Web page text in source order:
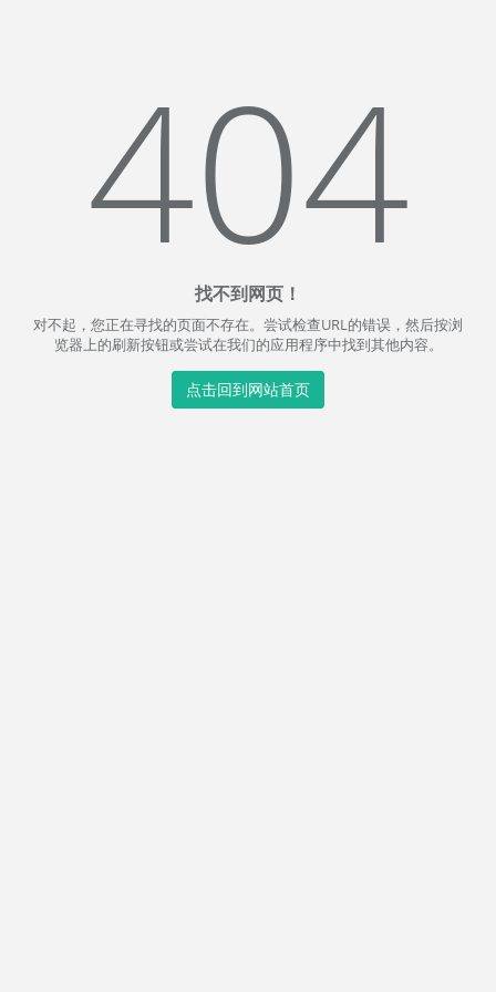
404
找不到网页！
对不起，您正在寻找的页面不存在。尝试检查URL的错误，然后按浏
览器上的刷新按钮或尝试在我们的应用程序中找到其他内容。
点击回到网站首页